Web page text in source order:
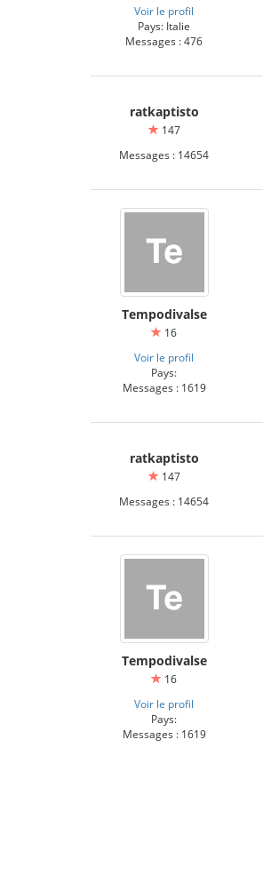
Voir le profil
Pays: Italie
Messages : 476
ratkaptisto
147
Messages : 14654
Tempodivalse
16
Voir le profil
Pays:
Messages : 1619
ratkaptisto
147
Messages : 14654
Tempodivalse
16
Voir le profil
Pays:
Messages : 1619